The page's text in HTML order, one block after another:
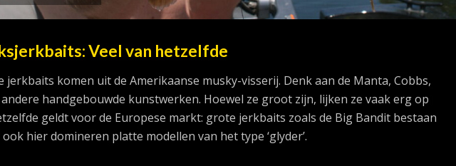
Veel van hetzelfde
jerkbaits komen uit de Amerikaanse musky-visserij. Denk aan de Manta, Cobbs,
andere handgebouwde kunstwerken. Hoewel ze groot zijn, lijken ze vaak erg op
geldt voor de Europese markt: grote jerkbaits zoals de Big Bandit bestaan
hier domineren platte modellen van het type ‘glyder’.